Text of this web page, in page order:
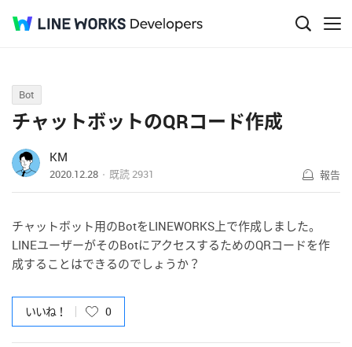
Q&A
Bot
チャットボットのQRコード作成
KM
2020.12.28 既読2931 報告
チャットボット用のBotをLINEWORKS上で作成しました。
LINEユーザーがそのBotにアクセスするためのQRコードを作
成することはできるのでしょうか？
いいね！ 0